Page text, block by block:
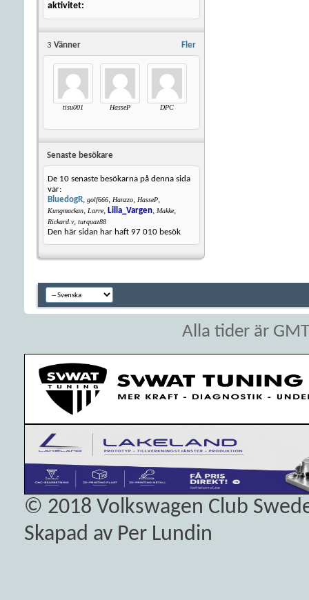
aktivitet
Fler
3 Vänner
tisu001 HasseP DPC
Senaste besökare
De 10 senaste besökarna på denna sida
var:
BluedogR, golf666, Hanzzo, HasseP,
Kungmackan, Larre, Lilla_Vargen, Makke,
Rickard.v, turquaz88
Den här sidan har haft 97 010 besök
Alla tider är
© 2018 Volkswagen Club
Skapad av Per Lundin